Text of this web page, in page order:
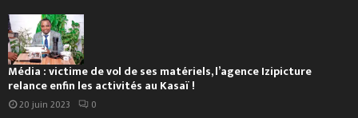
Média : victime de vol de ses matériels, l’agence Izipicture
relance enfin les activités au Kasaï !
20 juin 2023 0